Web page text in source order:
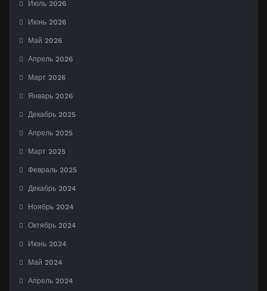
Июль 2026
Июнь 2026
Май 2026
Апрель 2026
Март 2026
Январь 2026
Декабрь 2025
Апрель 2025
Март 2025
Февраль 2025
Декабрь 2024
Ноябрь 2024
Октябрь 2024
Июнь 2024
Май 2024
Апрель 2024